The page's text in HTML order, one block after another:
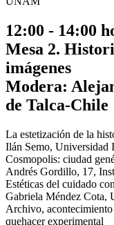
12:00 - 14:00
Mesa 2.
imágenes
Modera:
de Talca-Chile
La estetización de la
Ilán Semo, Universidad
Cosmopolis: ciudad
Andrés Gordillo, 17,
Estéticas del cuidado
Gabriela Méndez Cota,
Archivo,
quehacer experimental